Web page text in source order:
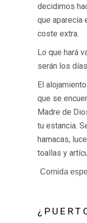
decidimos
que aparecía
coste extra.
Lo que hará
serán los
El
que se
Madre de
tu estancia.
hamacas,
toallas y
Comida